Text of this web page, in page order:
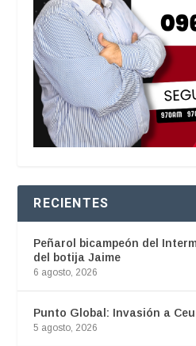
RECIENTES
Peñarol bicampeón del
del botija Jaime
6 agosto, 2026
Punto Global: Invasión a
5 agosto, 2026